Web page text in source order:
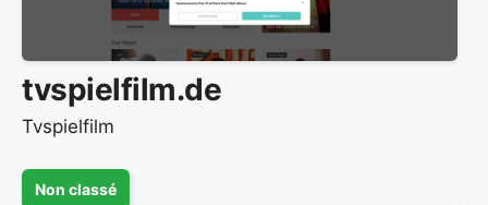
tvspielfilm.de
Tvspielfilm
Non classé